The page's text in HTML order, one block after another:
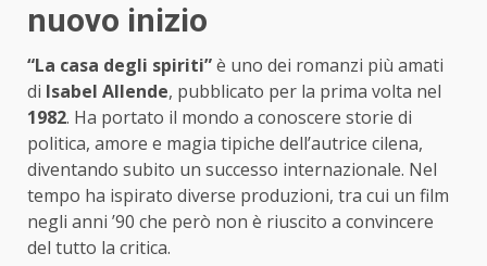
nuovo inizio
“La casa degli spiriti”è uno dei romanzi più amati
di Isabel Allende, pubblicato per la prima volta nel
1982. Ha portato il mondo a conoscere storie di
politica, amore e magia tipiche dell’autrice cilena,
diventando subito un successo internazionale. Nel
tempo ha ispirato diverse produzioni, tra cui un film
negli anni ’90 che però non è riuscito a convincere
del tutto la critica.